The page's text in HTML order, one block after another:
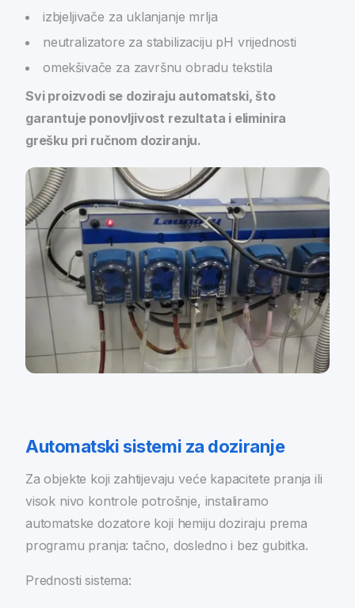
izbjeljivače za uklanjanje mrlja
neutralizatore za stabilizaciju pH vrijednosti
omekšivače za završnu obradu tekstila
Svi proizvodi se doziraju automatski, što
garantuje ponovljivost rezultata i eliminira
grešku pri ručnom doziranju.
Automatski sistemi za doziranje
Za objekte koji zahtijevaju veće kapacitete pranja ili
visok nivo kontrole potrošnje, instaliramo
automatske dozatore koji hemiju doziraju prema
programu pranja: tačno, dosledno i bez gubitka.
Prednosti sistema: